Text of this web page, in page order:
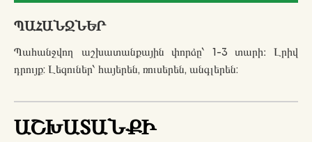
ՊԱՀԱՆՋՆԵՐ
Պահանջվող աշխատանքային փորձը՝ 1-3 տարի։ Լրիվ
դրույք: Լեզուներ՝ հայերեն, ռուսերեն, անգլերեն:
ԱՇԽԱՏԱՆՔԻ